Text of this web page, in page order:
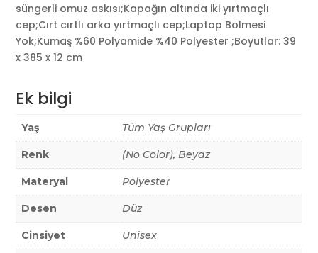
süngerli omuz askısı;Kapağın altında iki yırtmaçlı
cep;Cırt cırtlı arka yırtmaçlı cep;Laptop Bölmesi
Yok;Kumaş %60 Polyamide %40 Polyester ;Boyutlar: 39
x 385 x 12 cm
Ek bilgi
Yaş Tüm Yaş Grupları
Renk (No Color), Beyaz
Materyal Polyester
Desen Düz
Cinsiyet Unisex